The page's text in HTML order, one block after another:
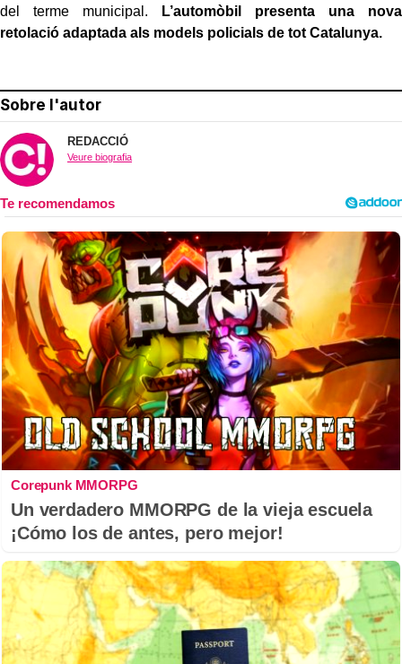
del terme municipal. L’automòbil presenta una nova
retolació adaptada als models policials de tot Catalunya.
Sobre l'autor
REDACCIÓ
Veure biografia
Corepunk MMORPG
Un verdadero MMORPG de la vieja escuela
¡Cómo los de antes, pero mejor!